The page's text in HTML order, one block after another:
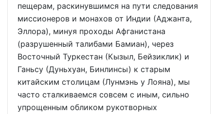
пещерам, раскинувшимся на пути следования
миссионеров и монахов от Индии (Аджанта,
Эллора), минуя проходы Афганистана
(разрушенный талибами Бамиан), через
Восточный Туркестан (Кызыл, Бейзиклик) и
Ганьсу (Дуньхуан, Бинлинсы) к старым
китайским столицам (Лунмэнь у Лояна), мы
часто сталкиваемся совсем с иным, сильно
упрощенным обликом рукотворных